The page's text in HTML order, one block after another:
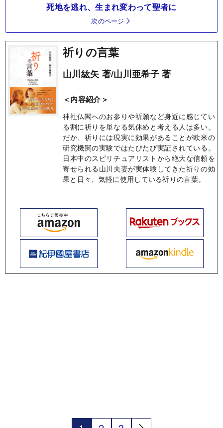
死地を逃れ、生まれ変わって聖者に
次のページ
祈りの言葉
山川紘矢 著/山川亜希子 著
＜内容紹介＞
神社仏閣へのお参りや祈願など身近に感じてい
る割に祈りを単なる気休めと考える人は多い。
だか、祈りには現実に効果があることが欧米の
研究機関の実験ではたびたび実証されている。
日本中のスピリチュアリストから絶大な信頼を
寄せられる山川夫妻が実体験してきた祈りの効
果と日々、気軽に使用している祈りの言葉。